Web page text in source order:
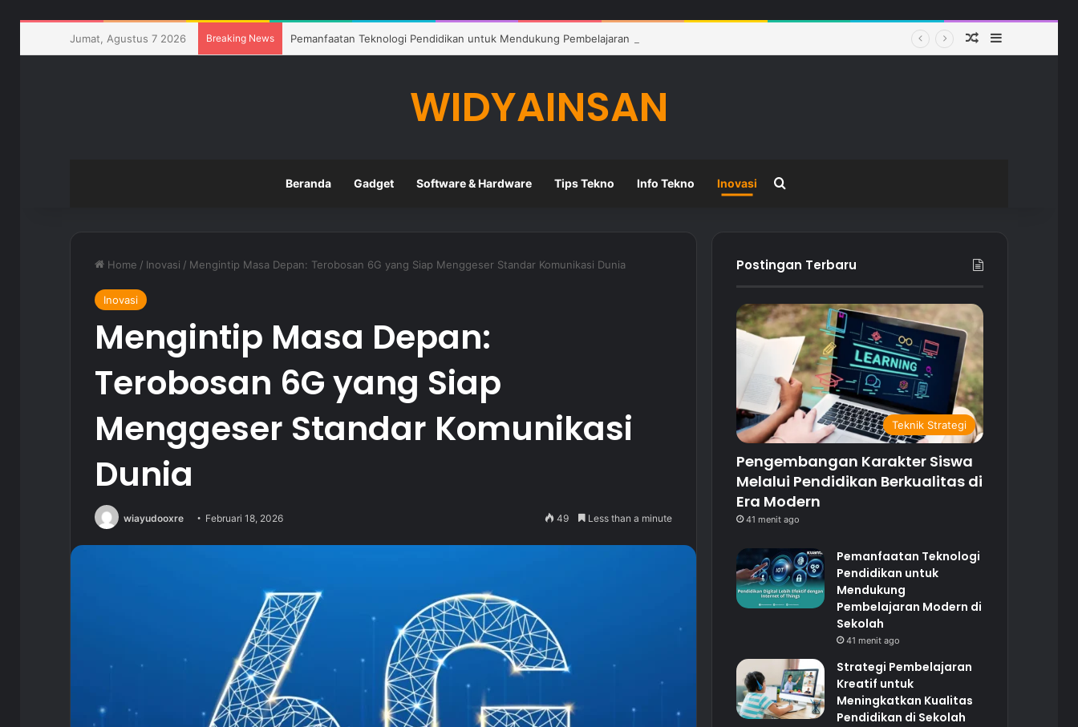
Jumat, Agustus 7 2026 Breaking News Pemanfaatan Teknologi Pendidikan untuk Mendukung Pembelajaran Modern di Sekolah Random Article
Sidebar
WIDYAINSAN
Beranda Gadget Software & Hardware Tips Tekno Info Tekno Inovasi
Home / Inovasi / Mengintip Masa Depan: Terobosan 6G yang Siap Menggeser Standar Komunikasi Dunia
Inovasi
Mengintip Masa Depan:
Terobosan 6G yang Siap
Menggeser Standar Komunikasi
Dunia
wiayudooxre Februari 18, 2026 49 Less than a minute
Postingan Terbaru
Teknik Strategi
Pengembangan Karakter Siswa
Melalui Pendidikan Berkualitas di
Era Modern
41 menit ago
Pemanfaatan Teknologi
Pendidikan untuk
Mendukung
Pembelajaran Modern di
Sekolah
41 menit ago
Strategi Pembelajaran
Kreatif untuk
Meningkatkan Kualitas
Pendidikan di Sekolah